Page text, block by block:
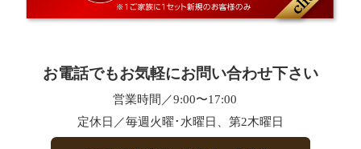
お電話でもお気軽にお問い合わせ下さい
営業時間／9:00〜17:00
定休日／毎週火曜･水曜日、第2木曜日